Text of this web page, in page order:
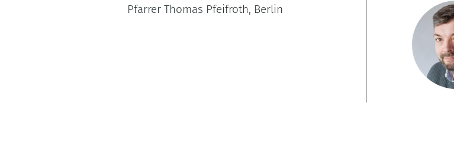
Pfarrer Thomas Pfeifroth, Berlin